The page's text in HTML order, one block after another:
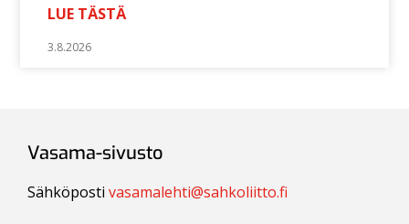
LUE TÄSTÄ
3.8.2026
Vasama-sivusto
Sähköpostivasamalehti@sahkoliitto.fi